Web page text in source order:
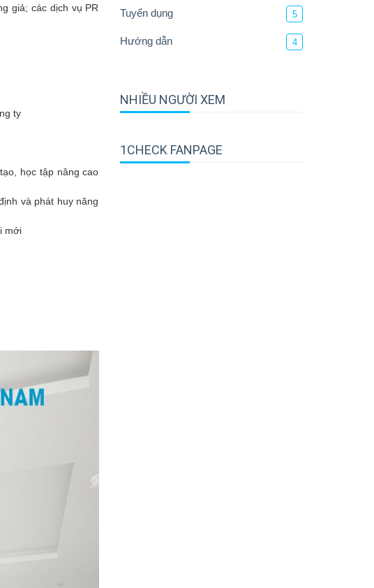
giả; các dịch vụ PR
ty
học tập nâng cao
và phát huy năng
mới
Tuyển dụng 5
Hướng dẫn 4
NHIỀU NGƯỜI XEM
1CHECK FANPAGE